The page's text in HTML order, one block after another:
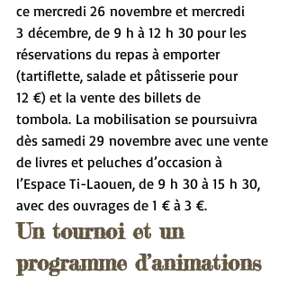
ce mercredi 26 novembre et mercredi
3 décembre, de 9 h à 12 h 30 pour les
réservations du repas à emporter
(tartiflette, salade et pâtisserie pour
12 €) et la vente des billets de
tombola. La mobilisation se poursuivra
dès samedi 29 novembre avec une vente
de livres et peluches d’occasion à
l’Espace Ti-Laouen, de 9 h 30 à 15 h 30,
avec des ouvrages de 1 € à 3 €.
Un tournoi et un
programme d’animations